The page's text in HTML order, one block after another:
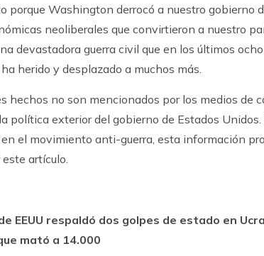
porque Washington derrocó a nuestro gobierno
neoliberales que convirtieron a nuestro
devastadora guerra civil que en los últimos
herido y desplazado a muchos más.
hechos no son mencionados por los medios de
política exterior del gobierno de Estados
el movimiento anti-guerra, esta información
artículo.
EEUU respaldó dos golpes de estado en
mató a 14.000